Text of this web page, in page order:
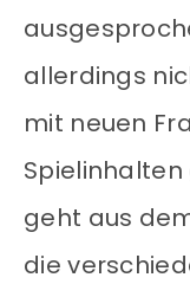
allerdings
mit neuen
geht aus
die